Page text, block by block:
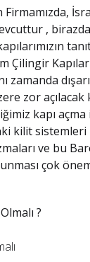
Firmamızda,
,
Çilingir
zamanda
zor açılacak
kapı
kilit sistemleri
ve bu
çok
?